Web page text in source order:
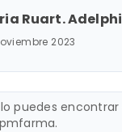
Ruart.
2023
puedes encontrar